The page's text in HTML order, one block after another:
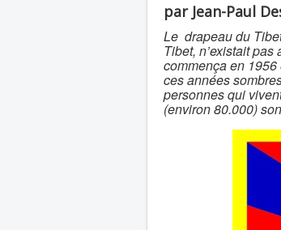
par Jean-Paul
Le drapeau du
Tibet, n’existait
commença en 1956
ces années
personnes qui
(environ 80.000)